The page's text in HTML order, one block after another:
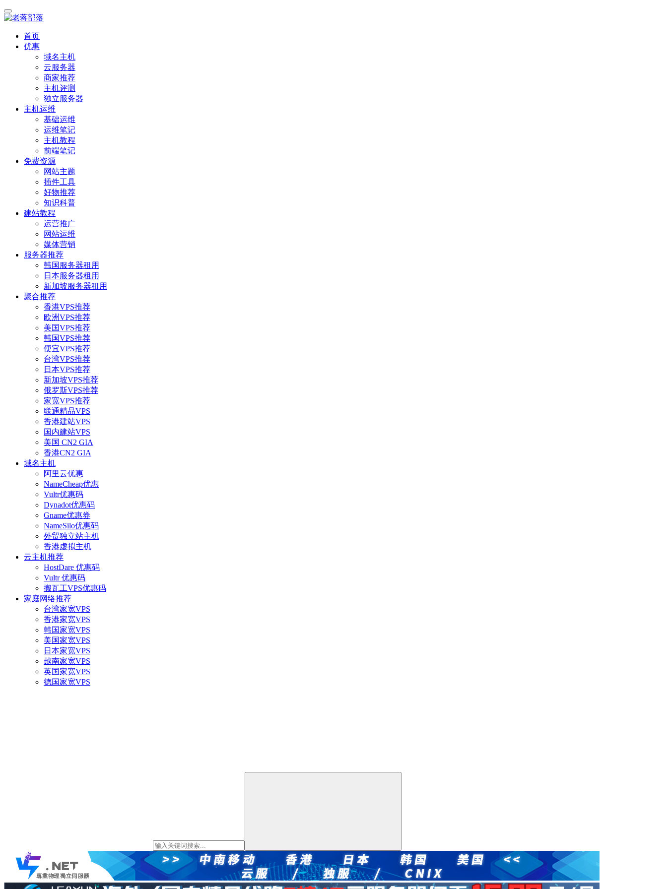
首页
优惠
域名主机
云服务器
商家推荐
主机评测
独立服务器
主机运维
基础运维
运维笔记
主机教程
前端笔记
免费资源
网站主题
插件工具
好物推荐
知识科普
建站教程
运营推广
网站运维
媒体营销
服务器推荐
韩国服务器租用
日本服务器租用
新加坡服务器租用
聚合推荐
香港VPS推荐
欧洲VPS推荐
美国VPS推荐
韩国VPS推荐
便宜VPS推荐
台湾VPS推荐
日本VPS推荐
新加坡VPS推荐
俄罗斯VPS推荐
家宽VPS推荐
联通精品VPS
香港建站VPS
国内建站VPS
美国 CN2 GIA
香港CN2 GIA
域名主机
阿里云优惠
NameCheap优惠
Vultr优惠码
Dynadot优惠码
Gname优惠券
NameSilo优惠码
外贸独立站主机
香港虚拟主机
云主机推荐
HostDare 优惠码
Vultr 优惠码
搬瓦工VPS优惠码
家庭网络推荐
台湾家宽VPS
香港家宽VPS
韩国家宽VPS
美国家宽VPS
日本家宽VPS
越南家宽VPS
英国家宽VPS
德国家宽VPS